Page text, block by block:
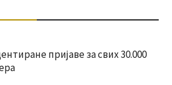
пријаве за свих 30.000